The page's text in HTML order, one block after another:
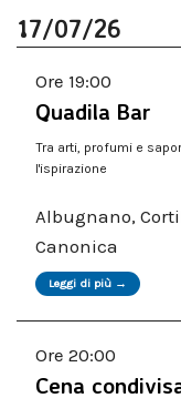
17/07/26
Ore 19:00
Quadila Bar
Tra arti, profumi e
l'ispirazione
Albugnano,
Canonica
Leggi di più →
Ore 20:00
Cena